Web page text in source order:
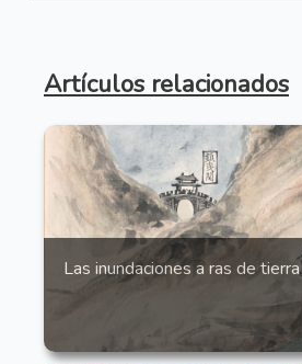
Artículos relacionados
Las inundaciones a ras de tierra